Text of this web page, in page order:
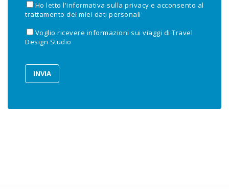
Ho letto l'informativa sulla privacy e acconsento al
trattamento dei miei dati personali
Voglio ricevere informazioni sui viaggi di Travel
Design Studio